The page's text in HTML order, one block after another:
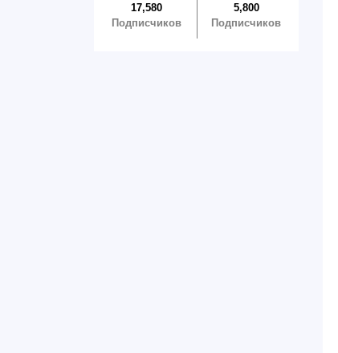
17,580
Подписчиков
5,800
Подписчиков